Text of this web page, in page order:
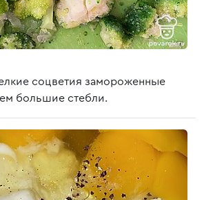
соцветия замороженные
большие стебли.